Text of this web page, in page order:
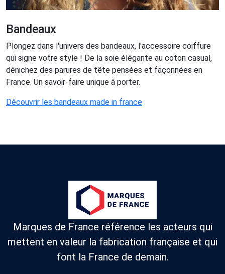
Bandeaux
Plongez dans l'univers des bandeaux, l'accessoire coiffure
qui signe votre style ! De la soie élégante au coton casual,
dénichez des parures de tête pensées et façonnées en
France. Un savoir-faire unique à porter.
Découvrir les bandeaux made in france
Marques de France référence les acteurs qui
mettent en valeur la fabrication française et qui
font la France de demain.